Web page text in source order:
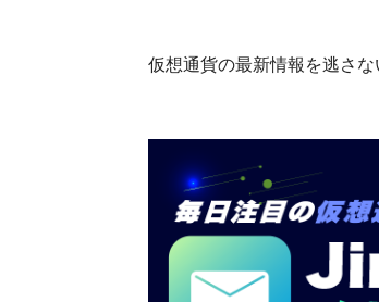
仮想通貨の最新情報を逃さ